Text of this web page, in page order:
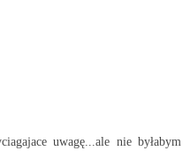
uwagę...ale nie byłabym